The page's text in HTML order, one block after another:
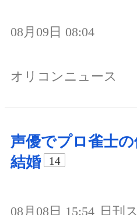
08月09日 08:04
オリコンニュース
声優でプロ雀士
結婚
14
08月08日 15:54 日刊